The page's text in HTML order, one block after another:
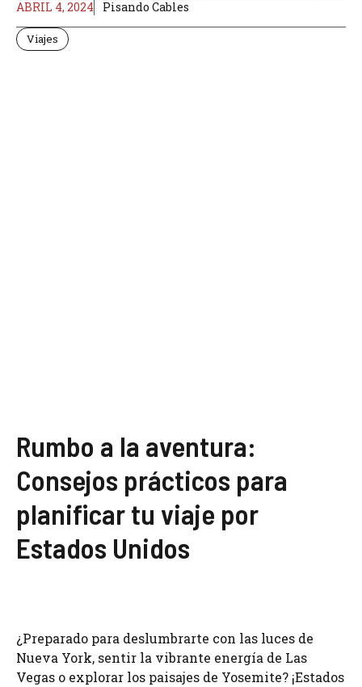
ABRIL 4, 2024 Pisando Cables
Viajes
Rumbo a la aventura:
Consejos prácticos para
planificar tu viaje por
Estados Unidos
¿Preparado para deslumbrarte con las luces de
Nueva York, sentir la vibrante energía de Las
Vegas o explorar los paisajes de Yosemite? ¡Estados